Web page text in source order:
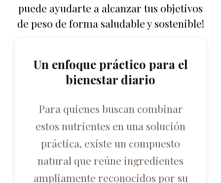
puede ayudarte a alcanzar tus objetivos
de peso de forma saludable y sostenible!
Un enfoque práctico para el
bienestar diario
Para quienes buscan combinar
estos nutrientes en una solución
práctica, existe un compuesto
natural que reúne ingredientes
ampliamente reconocidos por su